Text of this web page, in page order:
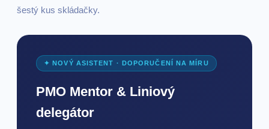
šestý kus skládačky.
✦ NOVÝ ASISTENT · DOPORUČENÍ NA MÍRU
PMO Mentor & Liniový
delegátor